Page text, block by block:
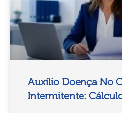
Auxílio Doença No
Intermitente: